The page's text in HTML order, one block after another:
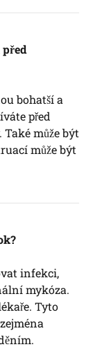
bohatší a
před
může být
může být
infekci,
mykóza.
Tyto